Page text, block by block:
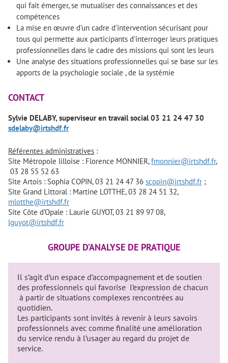
qui fait émerger, se mutualiser des connaissances et des
compétences
La mise en œuvre d’un cadre d’intervention sécurisant pour
tous qui permette aux participants d’interroger leurs pratiques
professionnelles dans le cadre des missions qui sont les leurs
Une analyse des situations professionnelles qui se base sur les
apports de la psychologie sociale , de la systémie
CONTACT
Sylvie DELABY, superviseur en travail social 03 21 24 47 30
sdelaby@irtshdf.fr
Référentes administratives :
Site Métropole lilloise : Florence MONNIER,fmonnier@irtshdf.fr,
03 28 55 52 63
Site Artois : Sophia COPIN, 03 21 24 47 36 scopin@irtshdf.fr ;
Site Grand Littoral : Martine LOTTHE, 03 28 24 51 32,
mlotthe@irtshdf.fr
Site Côte d’Opale : Laurie GUYOT, 03 21 89 97 08,
lguyot@irtshdf.fr
GROUPE D’ANALYSE DE PRATIQUE
Il s’agit d’un espace d’accompagnement et de soutien
des professionnels qui favorise l’expression de chacun
à partir de situations complexes rencontrées au
quotidien.
Les participants sont invités à revenir à leurs savoirs
professionnels avec comme finalité une amélioration
du service rendu à l’usager au regard du projet de
service.